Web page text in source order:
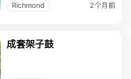
Richmond 2个月前
成套架子鼓